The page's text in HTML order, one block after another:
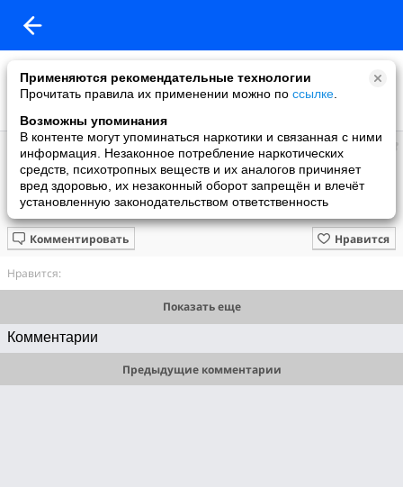
Применяются рекомендательные технологии
Прочитать правила их применении можно по ссылке
Возможны упоминания
В контенте могут упоминаться наркотики и связанная с ними
информация. Незаконное потребление наркотических
средств, психотропных веществ и их аналогов причиняет
вред здоровью, их незаконный оборот запрещён и влечёт
установленную законодательством ответственность
Дмитрий
добавил видео
18.12.2024
Фрагмент видео "Буфер дополнительной информации (НЛО) от
17.11.2024 года". Аналитический разбор картины.
Нравится
Комментировать
Нравится:
Показать еще
Комментарии
Предыдущие комментарии